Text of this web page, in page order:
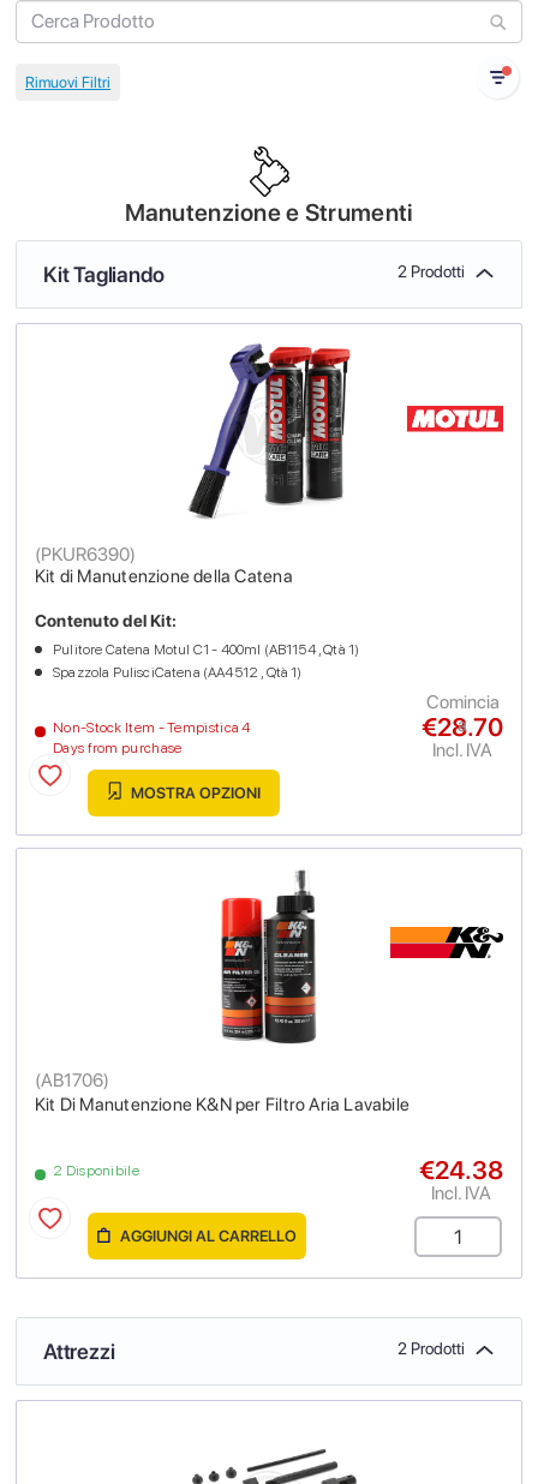
Manutenzione e Strumenti
Kit Tagliando 2 Prodotti
Kit di Manutenzione della Catena
(PKUR6390)
Non-Stock Item - Tempistica 4
Days from purchase
Contenuto del Kit:
Pulitore Catena Motul C1 - 400ml (AB1154 , Qtà 1)
Spazzola PulisciCatena (AA4512 , Qtà 1)
€28.70
Incl. IVA
Comincia
a
MOSTRA OPZIONI
Kit Di Manutenzione K&N per Filtro Aria Lavabile
(AB1706)
2 Disponibile €24.38
Incl. IVA
AGGIUNGI AL CARRELLO
Attrezzi 2 Prodotti